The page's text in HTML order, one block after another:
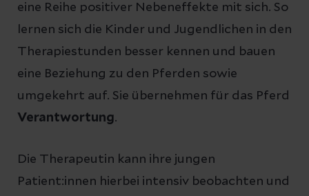
eine Reihe positiver Nebeneffekte mit sich. So
lernen sich die Kinder und Jugendlichen in den
Therapiestunden besser kennen und bauen
eine Beziehung zu den Pferden sowie
umgekehrt auf. Sie übernehmen für das Pferd
Verantwortung.
Die Therapeutin kann ihre jungen
Patient:innen hierbei intensiv beobachten und